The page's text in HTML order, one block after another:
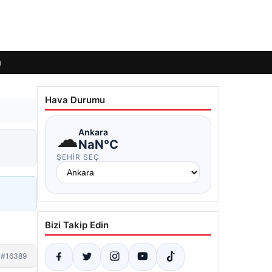
#16389
Hava Durumu
☁Ankara
NaN°C
ŞEHIR SEÇ
Bizi Takip Edin